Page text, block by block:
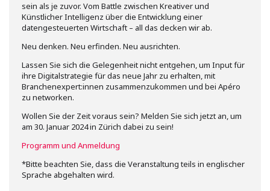
sein als je zuvor. Vom Battle zwischen Kreativer und
Künstlicher Intelligenz über die Entwicklung einer
datengesteuerten Wirtschaft – all das decken wir ab.
Neu denken. Neu erfinden. Neu ausrichten.
Lassen Sie sich die Gelegenheit nicht entgehen, um Input für
ihre Digitalstrategie für das neue Jahr zu erhalten, mit
Branchenexpert:innen zusammenzukommen und bei Apéro
zu networken.
Wollen Sie der Zeit voraus sein? Melden Sie sich jetzt an, um
am 30. Januar 2024 in Zürich dabei zu sein!
Programm und Anmeldung
*Bitte beachten Sie, dass die Veranstaltung teils in englischer
Sprache abgehalten wird.